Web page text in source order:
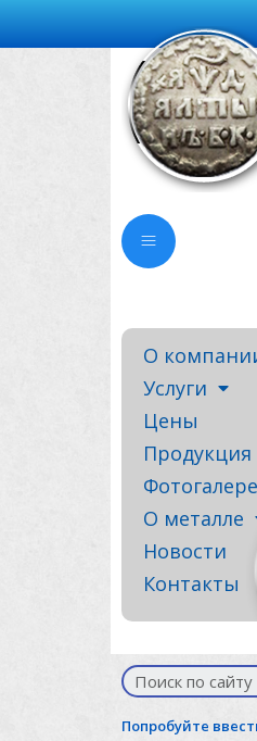
О
Услуги
Цены
Продукция
О металле
Новости
Контакты
Попробуйте